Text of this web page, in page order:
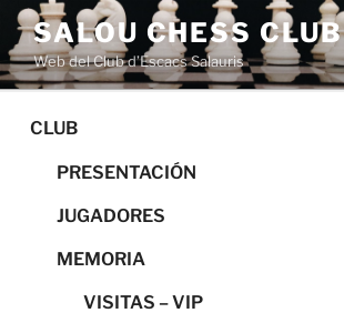
Saltar
contenido
SALOU CHESS CLUB
Web del Club d’Escacs Salauris
CLUB
PRESENTACIÓN
JUGADORES
MEMORIA
VISITAS – VIP